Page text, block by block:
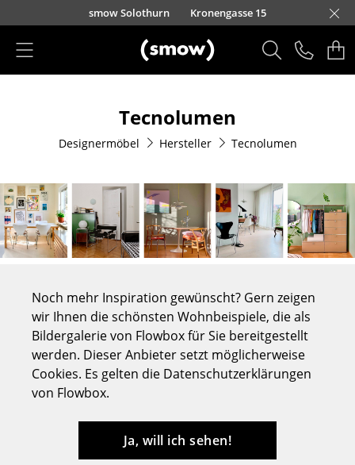
Direkt zum Inhaltsmow Solothurn Kronengasse 15
Esszimmerstühle
Sofas
Sessel
Loungesessel
Freischwinger
Barhocker
Hocker
Tecnolumen
Designermöbel Hersteller Tecnolumen
Noch mehr Inspiration gewünscht? Gern zeigen
wir Ihnen die schönsten Wohnbeispiele, die als
Bildergalerie von Flowbox für Sie bereitgestellt
werden. Dieser Anbieter setzt möglicherweise
Cookies. Es gelten die Datenschutzerklärungen
von Flowbox.
Ja, will ich sehen!